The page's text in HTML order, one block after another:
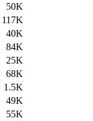
50K
117K
40K
84K
25K
68K
1.5K
49K
55K